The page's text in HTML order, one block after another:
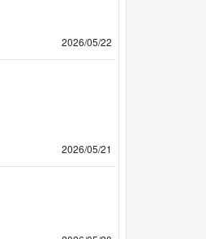
2026/05/22
2026/05/21